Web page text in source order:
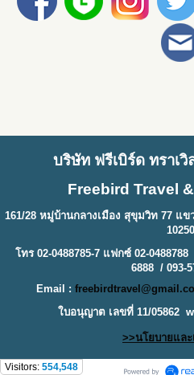
บริษัท ฟรีเบิร์ด ทราเ
Freebird Travel
161/28 หมู่บ้านกลางเมือง สุขุมวิท 77 แ
10250
โทร 02-0488785-7 แฟกซ์ 02-
6888 / 093-
Email :
ใบอนุญาต เลขที่ 11/05862
>>นโยบายและ
Visitors: 554,548